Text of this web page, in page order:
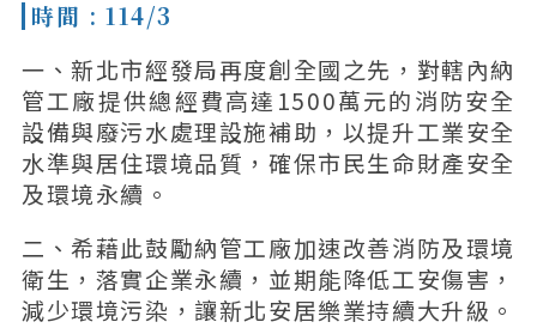
時間 : 114/3
一、新北市經發局再度創全國之先，對轄內納
管工廠提供總經費高達1500萬元的消防安全
設備與廢污水處理設施補助，以提升工業安全
水準與居住環境品質，確保市民生命財產安全
及環境永續。
二、希藉此鼓勵納管工廠加速改善消防及環境
衛生，落實企業永續，並期能降低工安傷害，
減少環境污染，讓新北安居樂業持續大升級。